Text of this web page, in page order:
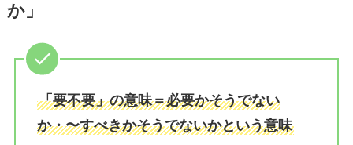
か」
「要不要」の意味＝必要かそうでない
か・〜すべきかそうでないかという意味